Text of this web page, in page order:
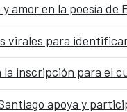
y amor en la poesía de
virales para
inscripción para el
apoya y